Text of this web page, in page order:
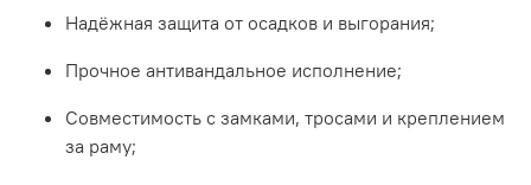
Надёжная защита от осадков и выгорания;
Прочное антивандальное исполнение;
Совместимость с замками, тросами и креплением
за раму;